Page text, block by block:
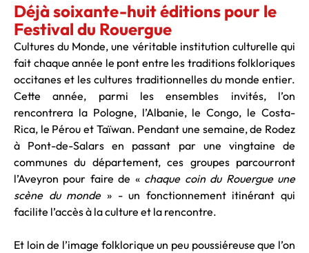
Déjà soixante-huit éditions pour le
Festival du Rouergue
Cultures du Monde, une véritable institution culturelle qui
fait chaque année le pont entre les traditions folkloriques
occitanes et les cultures traditionnelles du monde entier.
Cette année, parmi les ensembles invités, l’on
rencontrera la Pologne, l’Albanie, le Congo, le Costa-
Rica, le Pérou et Taïwan. Pendant une semaine, de Rodez
à Pont-de-Salars en passant par une vingtaine de
communes du département, ces groupes parcourront
l’Aveyron pour faire de « chaque coin du Rouergue une
scène du monde» - un fonctionnement itinérant qui
facilite l’accès à la culture et la rencontre.
Et loin de l’image folklorique un peu poussiéreuse que l’on